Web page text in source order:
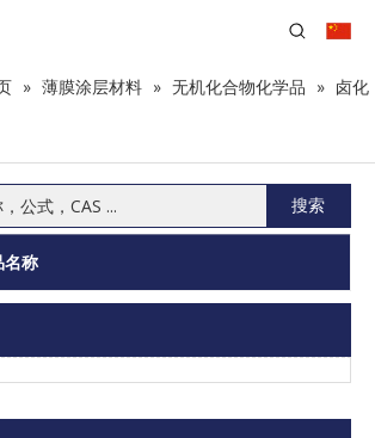
» 薄膜涂层材料 » 无机化合物化学品 » 卤化
搜索
名称